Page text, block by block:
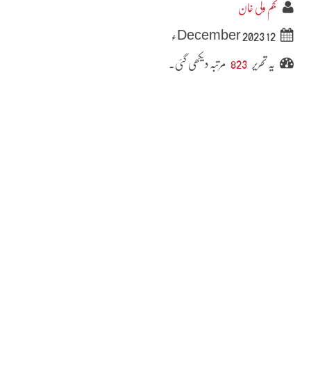
نجم ولی خان
12 December 2023ء
یہ تحریر 823 مرتبہ دیکھی گئی۔